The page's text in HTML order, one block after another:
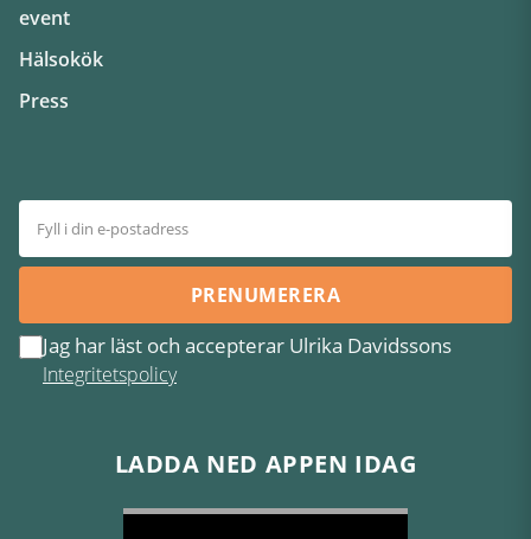
event
Hälsokök
Press
PRENUMERERA
Jag har läst och accepterar Ulrika Davidssons
Integritetspolicy
LADDA NED APPEN IDAG